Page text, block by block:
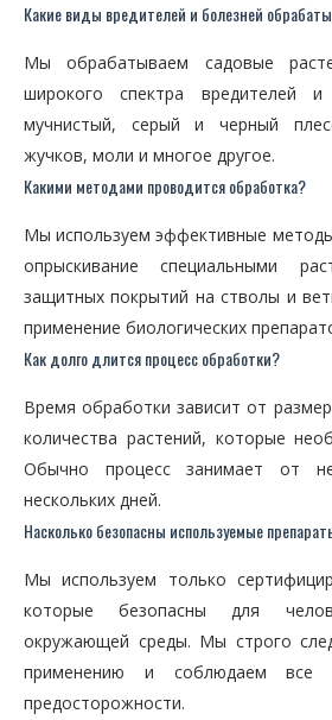
Какие виды вредителей и болезней
Мы обрабатываем садовые
широкого спектра вредителей
мучнистый, серый и черный
жучков, моли и многое другое.
Какими методами проводится обработка?
Мы используем эффективные
опрыскивание специальными
защитных покрытий на стволы и
применение биологических
Как долго длится процесс обработки?
Время обработки зависит от
количества растений, которые
Обычно процесс занимает от
нескольких дней.
Насколько безопасны используемые
Мы используем только
которые безопасны для
окружающей среды. Мы строго
применению и соблюдаем все
предосторожности.